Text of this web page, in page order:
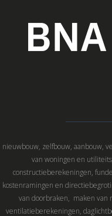
nieuwbouw, zelfbouw, aanbouw,
van woningen en
constructieberekeningen,
kostenramingen en
van doorbraken, maken van
ventilatieberekeningen,